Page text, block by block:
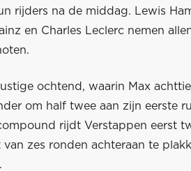
rijders na de middag. Lewis
en Charles Leclerc nemen
ochtend, waarin Max
om half twee aan zijn eerste
rijdt Verstappen eerst
van zes ronden achteraan te